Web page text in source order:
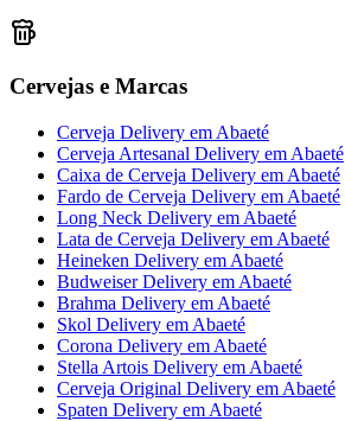
Cervejas e Marcas
Cerveja Delivery em Abaeté
Cerveja Artesanal Delivery em Abaeté
Caixa de Cerveja Delivery em Abaeté
Fardo de Cerveja Delivery em Abaeté
Long Neck Delivery em Abaeté
Lata de Cerveja Delivery em Abaeté
Heineken Delivery em Abaeté
Budweiser Delivery em Abaeté
Brahma Delivery em Abaeté
Skol Delivery em Abaeté
Corona Delivery em Abaeté
Stella Artois Delivery em Abaeté
Cerveja Original Delivery em Abaeté
Spaten Delivery em Abaeté